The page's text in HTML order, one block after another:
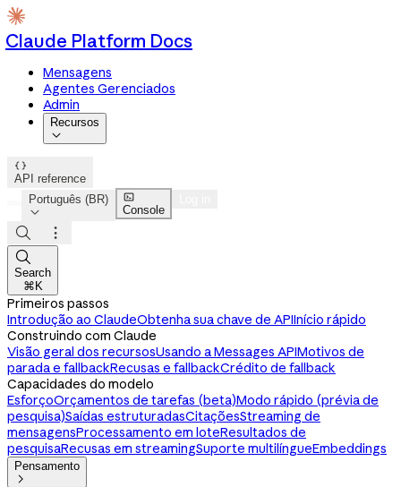
Claude Platform Docs
Mensagens
Agentes Gerenciados
Admin
Recursos


API reference
Português (BR)


Console



Search
⌘K
Primeiros passos
Introdução ao ClaudeObtenha sua chave de APIInício rápido
Construindo com Claude
Visão geral dos recursosUsando a Messages APIMotivos de
parada e fallbackRecusas e fallbackCrédito de fallback
Capacidades do modelo
EsforçoOrçamentos de tarefas (beta)Modo rápido (prévia de
pesquisa)Saídas estruturadasCitaçõesStreaming de
mensagensProcessamento em loteResultados de
pesquisaRecusas em streamingSuporte multilíngueEmbeddings
Pensamento
